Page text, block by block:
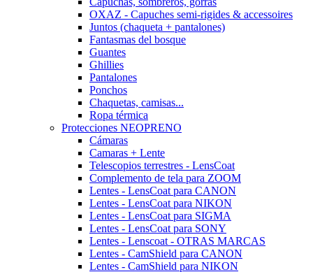
OXAZ - Capuches semi-rigides & accessoires
Juntos (chaqueta + pantalones)
Fantasmas del bosque
Guantes
Ghillies
Pantalones
Ponchos
Chaquetas, camisas...
Ropa térmica
Protecciones NEOPRENO
Cámaras
Camaras + Lente
Telescopios terrestres - LensCoat
Complemento de tela para ZOOM
Lentes - LensCoat para CANON
Lentes - LensCoat para NIKON
Lentes - LensCoat para SIGMA
Lentes - LensCoat para SONY
Lentes - Lenscoat - OTRAS MARCAS
Lentes - CamShield para CANON
Lentes - CamShield para NIKON